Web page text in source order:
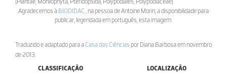
Agradecemos à BIODIDAC , na pessoa de Antoine Morin, a disponibilidade para
publicar, legendada em português, esta imagem.
Traduzido e adaptado para aCasa das Ciências por Diana Barbosa em novembro
de 2013.
CLASSIFICAÇÃO
LOCALIZAÇÃO